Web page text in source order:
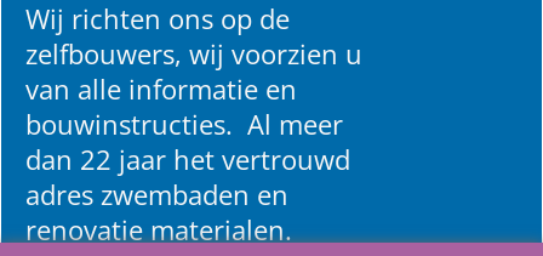
Wij richten ons op de
zelfbouwers, wij voorzien u
van alle informatie en
bouwinstructies. Al meer
dan 22 jaar het vertrouwd
adres zwembaden en
renovatie materialen.